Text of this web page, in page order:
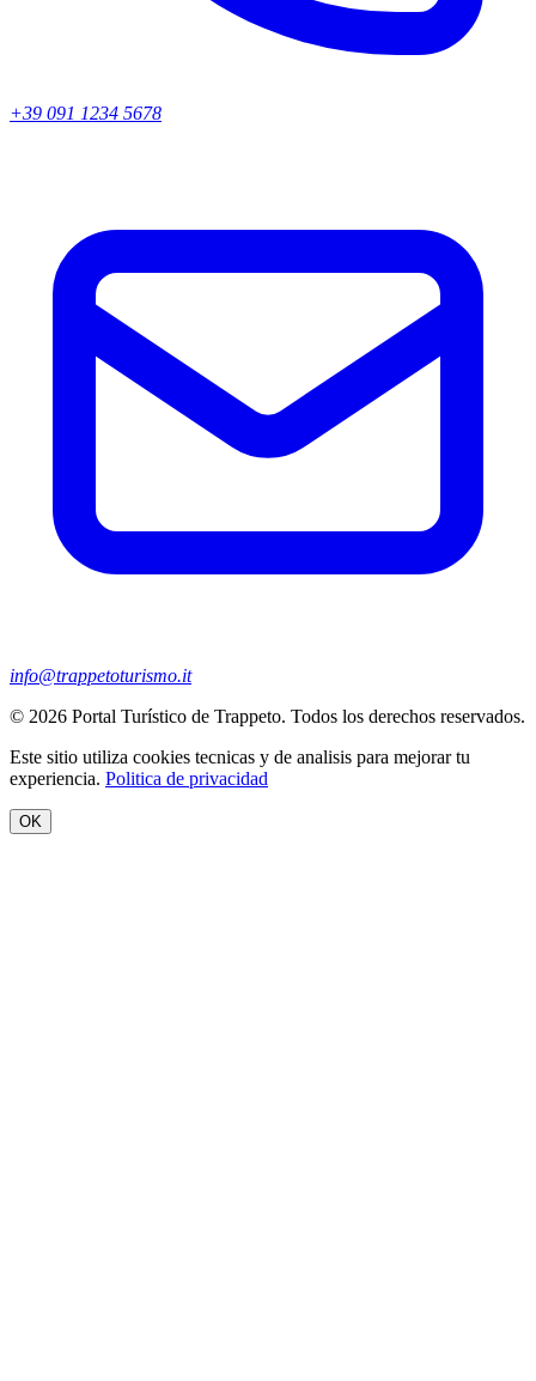
+39 091 1234 5678
info@trappetoturismo.it
© 2026 Portal Turístico de Trappeto. Todos los derechos reservados.
Este sitio utiliza cookies tecnicas y de analisis para mejorar tu
experiencia. Politica de privacidad
OK